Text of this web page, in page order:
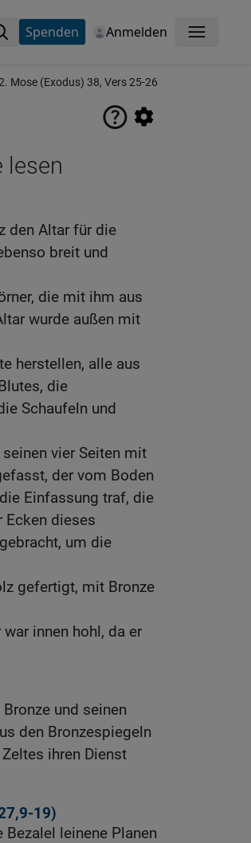
Spenden Anmelden Menü
Mose (Exodus) 38, Vers 25-26
lesen
den Altar für die
breit und
die mit ihm aus
wurde außen mit
herstellen, alle aus
die
Schaufeln und
vier Seiten mit
der vom Boden
Einfassung traf, die
Ecken dieses
um die
gefertigt, mit Bronze
innen hohl, da er
und seinen
den Bronzespiegeln
ihren Dienst
19)
leinene Planen